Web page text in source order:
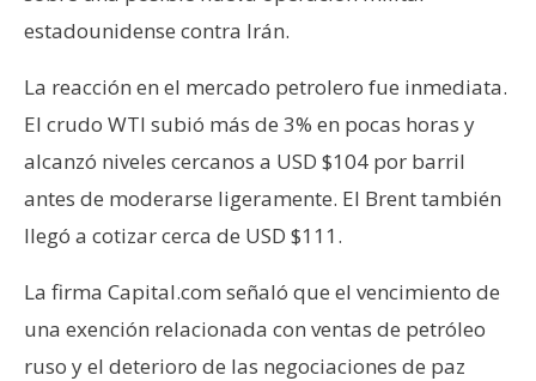
estadounidense contra Irán.
La reacción en el mercado petrolero fue inmediata.
El crudo WTI subió más de 3% en pocas horas y
alcanzó niveles cercanos a USD $104 por barril
antes de moderarse ligeramente. El Brent también
llegó a cotizar cerca de USD $111.
La firma Capital.com señaló que el vencimiento de
una exención relacionada con ventas de petróleo
ruso y el deterioro de las negociaciones de paz